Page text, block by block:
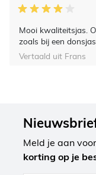
Mooi kwaliteitsjas.
zoals bij een
Vertaald uit Frans
Meld je aan
korting op je